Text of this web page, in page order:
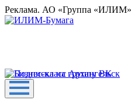
Реклама. АО «Группа